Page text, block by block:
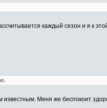
каждый сезон и я к
Меня же беспокоит